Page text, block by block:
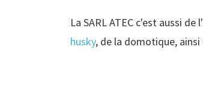
La SARL ATEC c'est aussi
husky, de la domotique,